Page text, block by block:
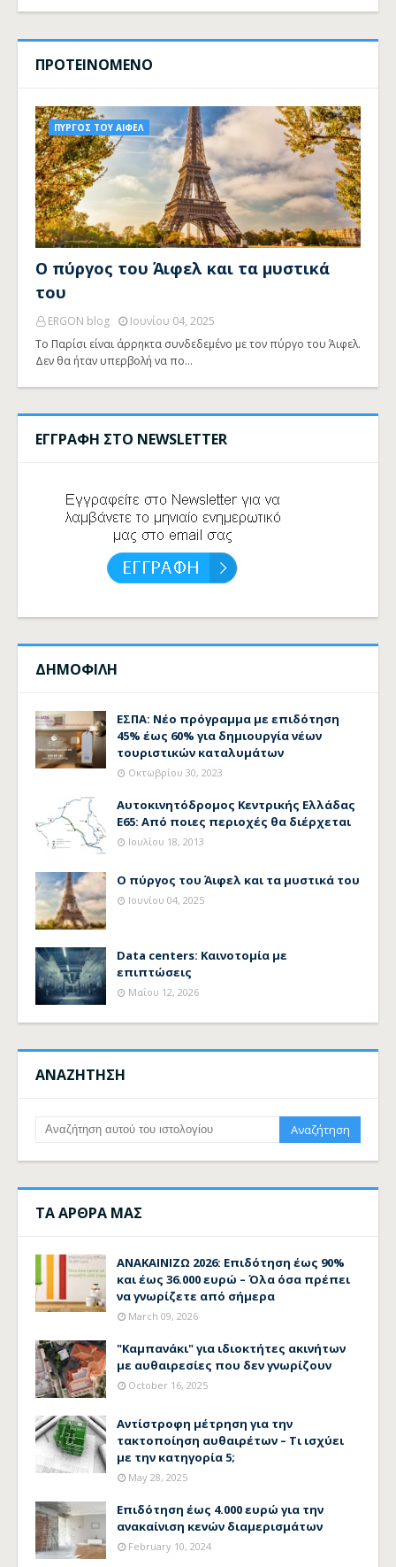
ΠΡΟΤΕΙΝΟΜΕΝΟ
ΠΥΡΓΟΣ ΤΟΥ ΑΙΦΕΛ
Ο πύργος του Άιφελ και τα μυστικά
του
ERGON blog
Ιουνίου 04, 2025
Το Παρίσι είναι άρρηκτα συνδεδεμένο με τον πύργο του Άιφελ.
Δεν θα ήταν υπερβολή να πο…
ΕΓΓΡΑΦΗ ΣΤΟ NEWSLETTER
ΔΗΜΟΦΙΛΗ
ΕΣΠΑ: Νέο πρόγραμμα με επιδότηση
45% έως 60% για δημιουργία νέων
τουριστικών καταλυμάτων
Οκτωβρίου 30, 2023
Αυτοκινητόδρομος Κεντρικής Ελλάδας
Ε65: Από ποιες περιοχές θα διέρχεται
Ιουλίου 18, 2013
Ο πύργος του Άιφελ και τα μυστικά του
Ιουνίου 04, 2025
Data centers: Καινοτομία με
επιπτώσεις
Μαΐου 12, 2026
ΑΝΑΖΗΤΗΣΗ
ΤΑ ΑΡΘΡΑ ΜΑΣ
ΑΝΑΚΑΙΝΙΖΩ 2026: Επιδότηση έως 90%
και έως 36.000 ευρώ – Όλα όσα πρέπει
να γνωρίζετε από σήμερα
March 09, 2026
"Καμπανάκι" για ιδιοκτήτες ακινήτων
με αυθαιρεσίες που δεν γνωρίζουν
October 16, 2025
Αντίστροφη μέτρηση για την
τακτοποίηση αυθαιρέτων – Τι ισχύει
με την κατηγορία 5;
May 28, 2025
Επιδότηση έως 4.000 ευρώ για την
ανακαίνιση κενών διαμερισμάτων
February 10, 2024